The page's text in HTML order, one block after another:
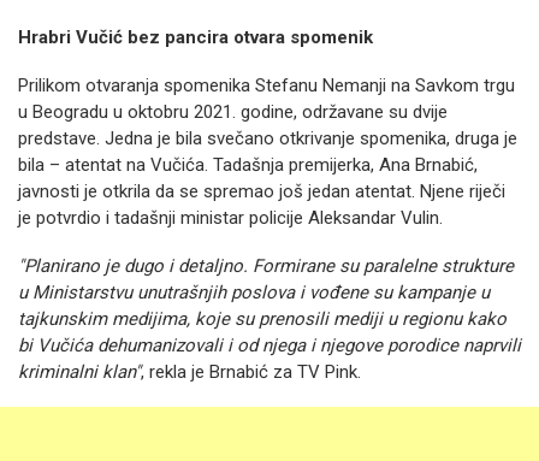
Hrabri Vučić bez pancira otvara spomenik
Prilikom otvaranja spomenika Stefanu Nemanji na Savkom trgu
u Beogradu u oktobru 2021. godine, održavane su dvije
predstave. Jedna je bila svečano otkrivanje spomenika, druga je
bila – atentat na Vučića. Tadašnja premijerka, Ana Brnabić,
javnosti je otkrila da se spremao još jedan atentat. Njene riječi
je potvrdio i tadašnji ministar policije Aleksandar Vulin.
"Planirano je dugo i detaljno. Formirane su paralelne strukture
u Ministarstvu unutrašnjih poslova i vođene su kampanje u
tajkunskim medijima, koje su prenosili mediji u regionu kako
bi Vučića dehumanizovali i od njega i njegove porodice naprvili
kriminalni klan", rekla je Brnabić za TV Pink.